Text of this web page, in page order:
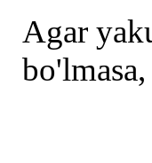
Agar